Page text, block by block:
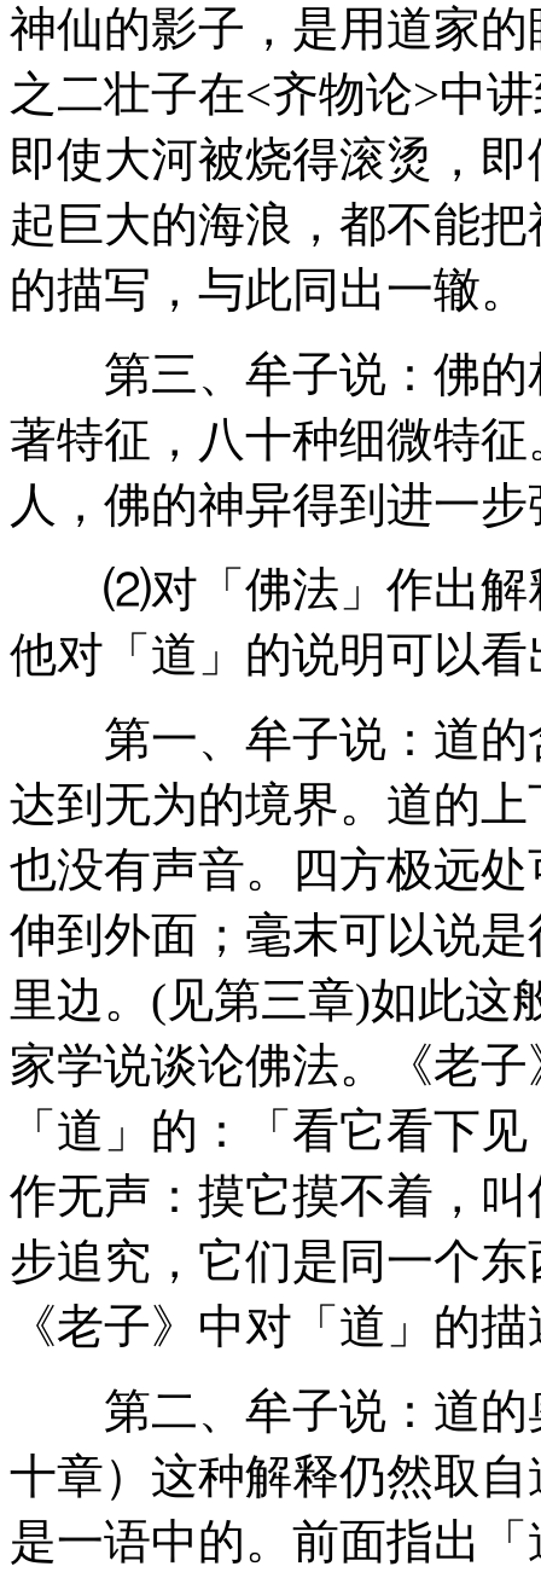
神仙的影子，是用道家
之二壮子在<齐物论>中
即使大河被烧得滚烫，
起巨大的海浪，都不能
的描写，与此同出一辙。
第三、牟子说：佛的
著特征，八十种细微特
人，佛的神异得到进一
⑵对「佛法」作出解
他对「道」的说明可以
第一、牟子说：道的
达到无为的境界。道的
也没有声音。四方极远
伸到外面；毫末可以说
里边。(见第三章)如此这
家学说谈论佛法。《老
「道」的：「看它看下
作无声：摸它摸不着，
步追究，它们是同一个
《老子》中对「道」的
第二、牟子说：道的
十章）这种解释仍然取
是一语中的。前面指出